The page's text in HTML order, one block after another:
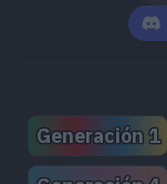
Generación 1